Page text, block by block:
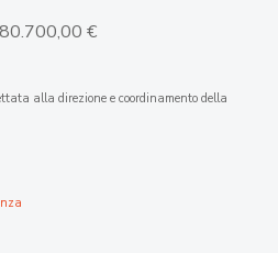
€
alla direzione e coordinamento della